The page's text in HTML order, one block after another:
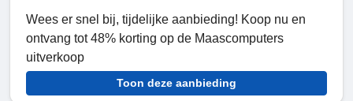
Wees er snel bij, tijdelijke aanbieding! Koop nu en
ontvang tot 48% korting op de Maascomputers
uitverkoop
Toon deze aanbieding